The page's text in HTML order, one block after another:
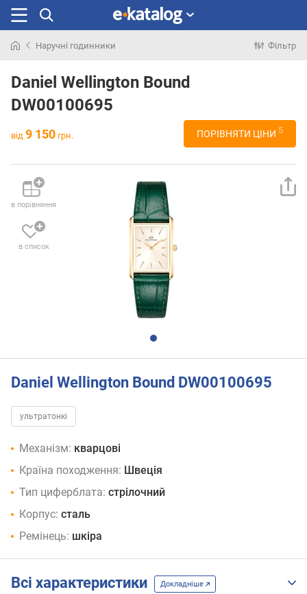
раніше
Наручні годинники Фільтр
Daniel Wellington Bound
DW00100695
від 9 150 грн. ПОРІВНЯТИ ЦІНИ 5
в порівняння
в список
Daniel Wellington Bound DW00100695
ультратонкі
Механізм: кварцові
Країна походження: Швеція
Тип циферблата: стрілочний
Корпус: сталь
Ремінець: шкіра
Всі характеристики Докладніше